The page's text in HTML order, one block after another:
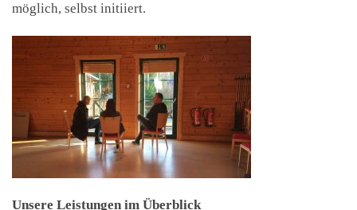
möglich, selbst initiiert.
Unsere Leistungen im Überblick